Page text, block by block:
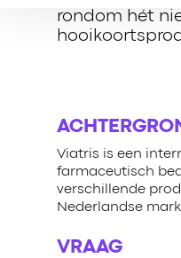
rondom hét
Viatris is een
farmaceutisch
verschillende
Nederlandse
VRAAG